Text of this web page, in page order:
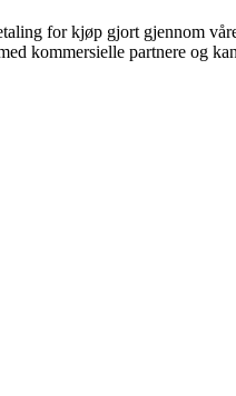
for kjøp gjort gjennom
kommersielle partnere og